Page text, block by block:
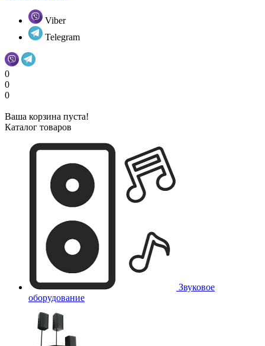
Viber
Telegram
0
0
0
Ваша корзина пуста!
Каталог товаров
Звуковое
оборудование